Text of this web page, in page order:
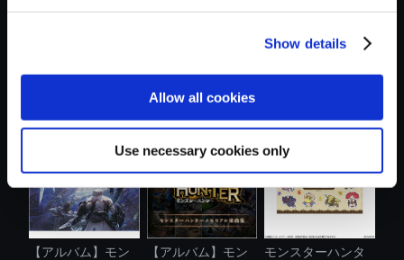
Show details
Allow all cookies
Use necessary cookies only
【アルバム】モン
モンスターハンタ
ー モンでふ....
【単曲】モンスタ
【アルバム】モン
【アルバム】モン
モンスターハンタ